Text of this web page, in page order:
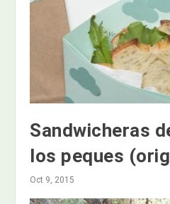
Sandwicheras
los peques
Oct 9, 2015